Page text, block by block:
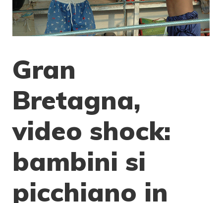
Gran
Bretagna,
video shock:
bambini si
picchiano in